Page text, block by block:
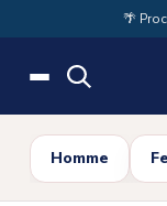
Skip to main content
🌴
Homme